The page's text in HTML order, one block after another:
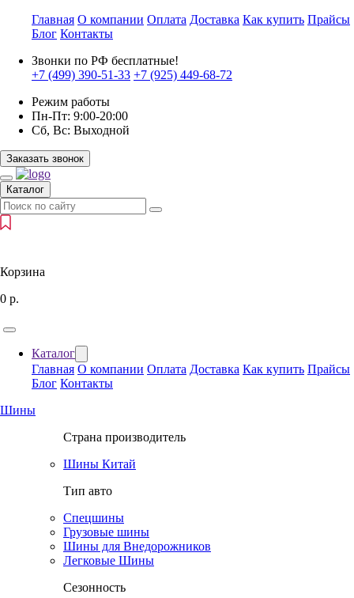
Главная О компании Оплата Доставка Как купить Прайсы
Блог Контакты
Звонки по РФ бесплатные!
+7 (499) 390-51-33 +7 (925) 449-68-72
Режим работы
Пн-Пт: 9:00-20:00
Сб, Вс: Выходной
Заказать звонок
Каталог
Корзина
0 р.
Каталог
Главная О компании Оплата Доставка Как купить Прайсы
Блог Контакты
Шины
Страна производитель
Шины Китай
Тип авто
Спецшины
Грузовые шины
Шины для Внедорожников
Легковые Шины
Сезонность